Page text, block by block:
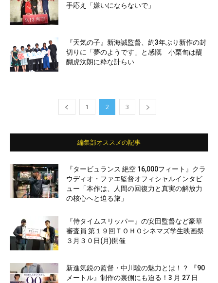
手応え「嫌いにならないで」
『天気の子』新海誠監督、約3年ぶり新作の封
切りに「夢のようです」と感慨 小栗旬は醍
醐虎汰朗に粋な計らい
1 2 3
編集部オススメの記事
『タービュランス 絶空 16,000フィート』クラ
ウディオ・ファエ監督オフィシャルインタビ
ュー「本作は、人間の回復力と真実の解放力
の核心へと迫る旅」
『侍タイムスリッパー』の安田監督など豪華
審査員 第１９回ＴＯＨＯシネマズ学生映画祭
３月３０日(月)開催
新進気鋭の監督・中川駿の魅力とは！？ 『90
メートル』制作の裏側にも迫る！3 月 27 日